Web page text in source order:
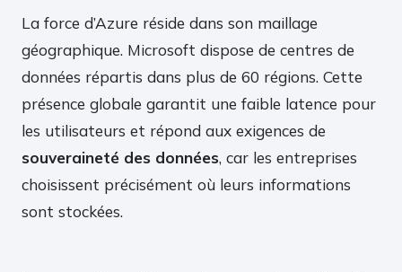
La force d’Azure réside dans son maillage
géographique. Microsoft dispose de centres de
données répartis dans plus de 60 régions. Cette
présence globale garantit une faible latence pour
les utilisateurs et répond aux exigences de
souveraineté des données, car les entreprises
choisissent précisément où leurs informations
sont stockées.